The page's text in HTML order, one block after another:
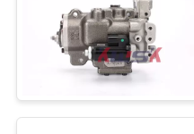
BLOG
FORDERN
SIE